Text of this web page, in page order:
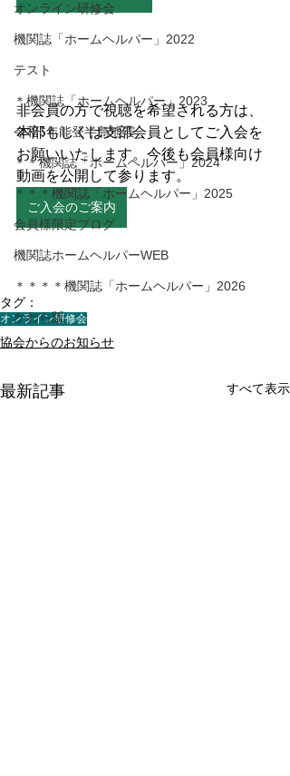
オンライン研修会
機関誌「ホームヘルパー」2022
テスト
＊機関誌「ホームヘルパー」2023
令和6年能登半島地震
＊＊機関誌「ホームヘルパー」2024
＊＊＊機関誌「ホームヘルパー」2025
会員様限定ブログ
機関誌ホームヘルパーWEB
＊＊＊＊機関誌「ホームヘルパー」2026
かわら版
非会員の方で視聴を希望される方は、
本部もしくは支部会員としてご入会を
お願いいたします。今後も会員様向け
動画を公開して参ります。
ご入会のご案内
タグ：
オンライン研修会
協会からのお知らせ
最新記事 すべて表示